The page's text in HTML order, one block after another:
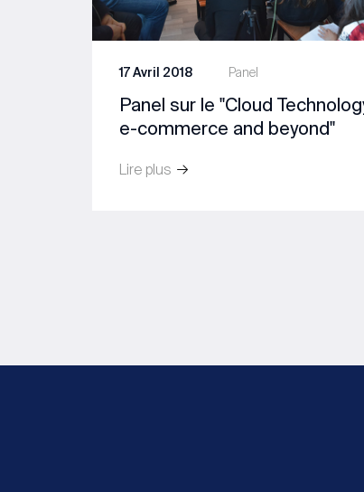
Panel
17 Avril 2018
Panel sur le ''Cloud
e-commerce and beyond''
Lire plus